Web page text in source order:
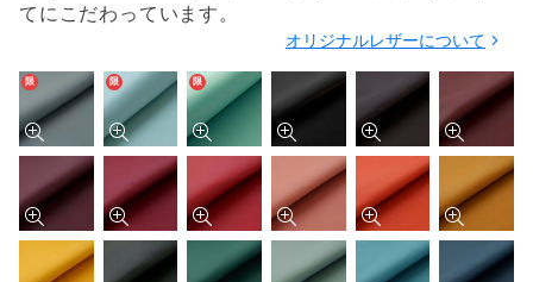
てにこだわっています。
オリジナルレザーについて
限 限 限